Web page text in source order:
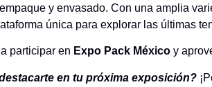
y envasado. Con una amplia
única para explorar las últimas
participar en Expo Pack México y
en tu próxima exposición?